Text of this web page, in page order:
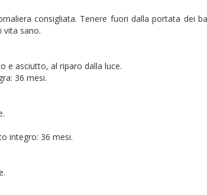
consigliata. Tenere fuori dalla portata dei
vita sano.
e asciutto, al riparo dalla luce.
36 mesi.
integro: 36 mesi.